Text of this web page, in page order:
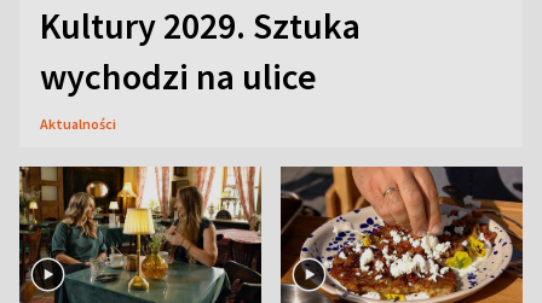
Kultury 2029. Sztuka
wychodzi na ulice
Aktualności